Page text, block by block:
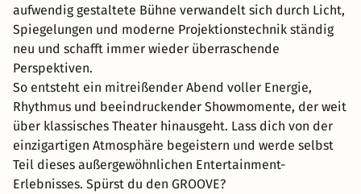
aufwendig gestaltete Bühne verwandelt sich durch Licht,
Spiegelungen und moderne Projektionstechnik ständig
neu und schafft immer wieder überraschende
Perspektiven.
So entsteht ein mitreißender Abend voller Energie,
Rhythmus und beeindruckender Showmomente, der weit
über klassisches Theater hinausgeht. Lass dich von der
einzigartigen Atmosphäre begeistern und werde selbst
Teil dieses außergewöhnlichen Entertainment-
Erlebnisses. Spürst du den GROOVE?